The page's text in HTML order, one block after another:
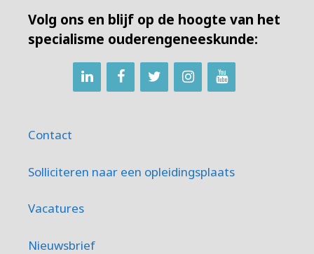
Volg ons en blijf op de hoogte van het
specialisme ouderengeneeskunde:
Contact
Solliciteren naar een opleidingsplaats
Vacatures
Nieuwsbrief